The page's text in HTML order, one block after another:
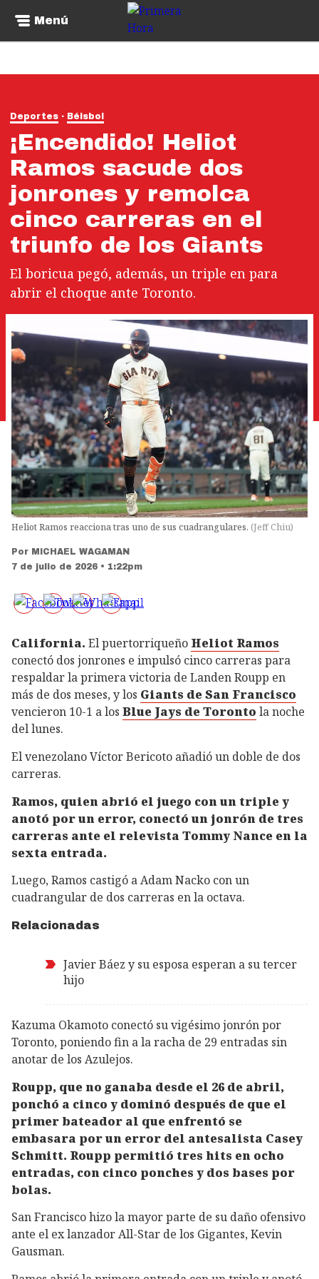
Menú
Deportes Béisbol
¡Encendido! Heliot
Ramos sacude dos
jonrones y remolca
cinco carreras en el
triunfo de los Giants
El boricua pegó, además, un triple en para
abrir el choque ante Toronto.
Heliot Ramos reacciona tras uno de sus cuadrangulares. (Jeff Chiu)
Por MICHAEL WAGAMAN
7 de julio de 2026 • 1:22pm
California. El puertorriqueño Heliot Ramos
conectó dos jonrones e impulsó cinco carreras para
respaldar la primera victoria de Landen Roupp en
más de dos meses, y los Giants de San Francisco
vencieron 10-1 a los Blue Jays de Toronto la noche
del lunes.
El venezolano Víctor Bericoto añadió un doble de dos
carreras.
Ramos, quien abrió el juego con un triple y
anotó por un error, conectó un jonrón de tres
carreras ante el relevista Tommy Nance en la
sexta entrada.
Luego, Ramos castigó a Adam Nacko con un
cuadrangular de dos carreras en la octava.
Relacionadas
Javier Báez y su esposa esperan a su tercer
hijo
Kazuma Okamoto conectó su vigésimo jonrón por
Toronto, poniendo fin a la racha de 29 entradas sin
anotar de los Azulejos.
Roupp, que no ganaba desde el 26 de abril,
ponchó a cinco y dominó después de que el
primer bateador al que enfrentó se
embasara por un error del antesalista Casey
Schmitt. Roupp permitió tres hits en ocho
entradas, con cinco ponches y dos bases por
bolas.
San Francisco hizo la mayor parte de su daño ofensivo
ante el ex lanzador All-Star de los Gigantes, Kevin
Gausman.